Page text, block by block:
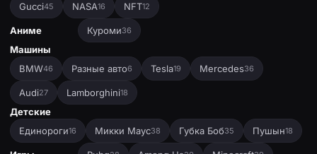
Gucci45 NASA16 NFT12
Аниме Куроми36
Машины
BMW46 Разные авто6 Tesla19 Mercedes36
Audi27 Lamborghini18
Детские
Единороги16 Микки Маус38 Губка Боб35 Пушын18